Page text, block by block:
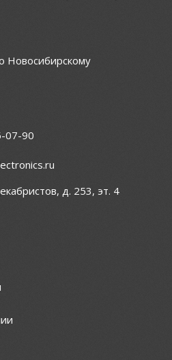
Новосибирскому
07-90
д. 253, эт. 4